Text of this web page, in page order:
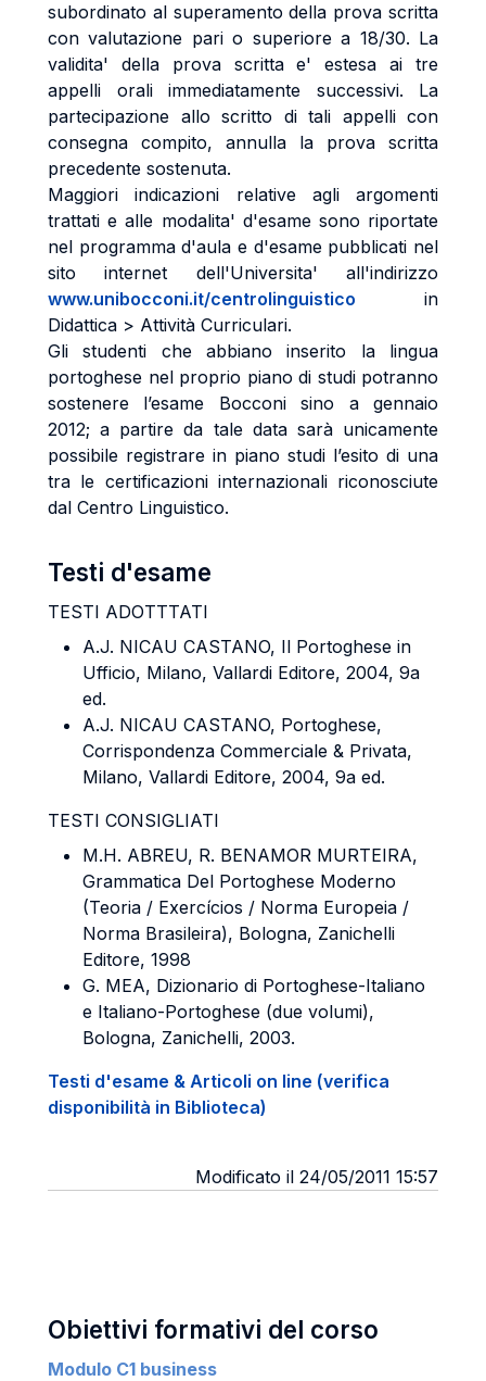
subordinato al superamento della prova scritta
con valutazione pari o superiore a 18/30. La
validita' della prova scritta e' estesa ai tre
appelli orali immediatamente successivi. La
partecipazione allo scritto di tali appelli con
consegna compito, annulla la prova scritta
precedente sostenuta.
Maggiori indicazioni relative agli argomenti
trattati e alle modalita' d'esame sono riportate
nel programma d'aula e d'esame pubblicati nel
sito internet dell'Universita' all'indirizzo
www.unibocconi.it/centrolinguistico in
Didattica > Attività Curriculari.
Gli studenti che abbiano inserito la lingua
portoghese nel proprio piano di studi potranno
sostenere l’esame Bocconi sino a gennaio
2012; a partire da tale data sarà unicamente
possibile registrare in piano studi l’esito di una
tra le certificazioni internazionali riconosciute
dal Centro Linguistico.
Testi d'esame
TESTI ADOTTTATI
A.J. NICAU CASTANO, Il Portoghese in
Ufficio, Milano, Vallardi Editore, 2004, 9a
ed.
A.J. NICAU CASTANO, Portoghese,
Corrispondenza Commerciale & Privata,
Milano, Vallardi Editore, 2004, 9a ed.
TESTI CONSIGLIATI
M.H. ABREU, R. BENAMOR MURTEIRA,
Grammatica Del Portoghese Moderno
(Teoria / Exercícios / Norma Europeia /
Norma Brasileira), Bologna, Zanichelli
Editore, 1998
G. MEA, Dizionario di Portoghese-Italiano
e Italiano-Portoghese (due volumi),
Bologna, Zanichelli, 2003.
Testi d'esame & Articoli on line (verifica
disponibilità in Biblioteca)
Modificato il 24/05/2011 15:57
Obiettivi formativi del corso
Modulo C1 business